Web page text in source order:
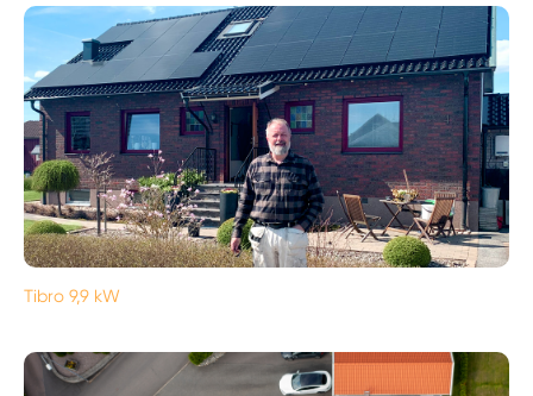
Tibro 9,9 kW